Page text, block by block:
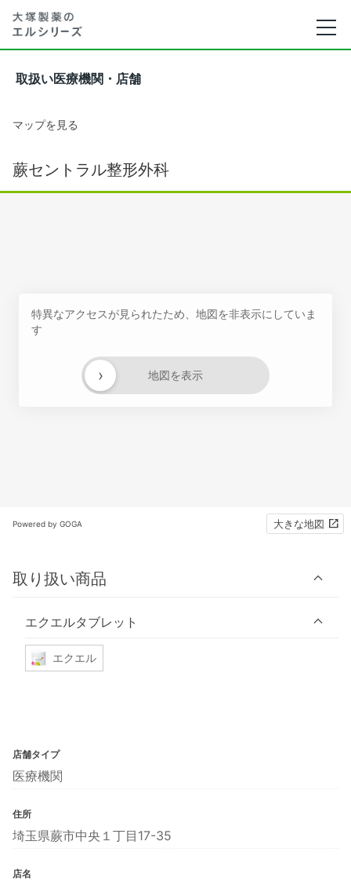
取扱い医療機関・店舗
マップを見る
蕨セントラル整形外科
特異なアクセスが見られたため、地図を非表示にしていま
す
地図を表示
›
Powered by GOGA 大きな地図
取り扱い商品
エクエルタブレット
エクエル
店舗タイプ
医療機関
住所
埼玉県蕨市中央１丁目17-35
店名